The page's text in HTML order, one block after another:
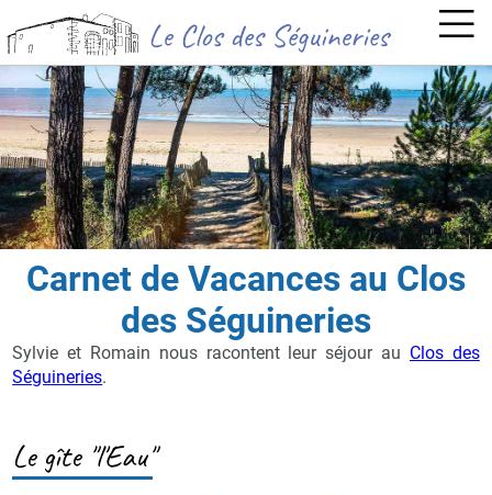
Carnet de Vacances au Clos
des Séguineries
Sylvie et Romain nous racontent leur séjour au Clos des
Séguineries.
Le gîte "l'Eau"